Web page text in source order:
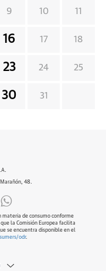
9 10 11
16 17 18
23 24 25
30 31
48.
materia de consumo conforme
la Comisión Europea facilita
se encuentra disponible en el
odr.